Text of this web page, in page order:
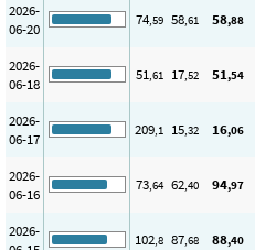
2026-
06-20
74,59 58,61 58,88
2026-
06-18
51,61 17,52 51,54
2026-
06-17
209,1 15,32 16,06
2026-
06-16
73,64 62,40 94,97
2026-
102,8 87,68 88,40